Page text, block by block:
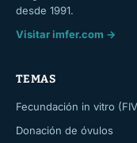
desde 1991.
Visitar imfer.com →
TEMAS
Fecundación in vitro
Donación de óvulos